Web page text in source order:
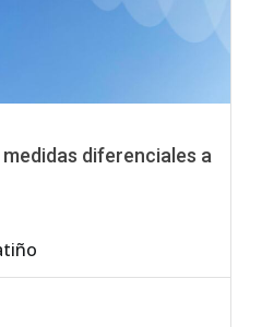
diferenciales a